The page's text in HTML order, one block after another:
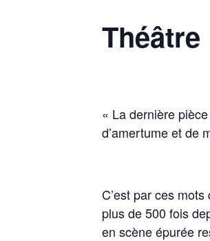
Théâtre
« La dernière
d’amertume et de
C’est par ces
plus de 500 fois
en scène épurée